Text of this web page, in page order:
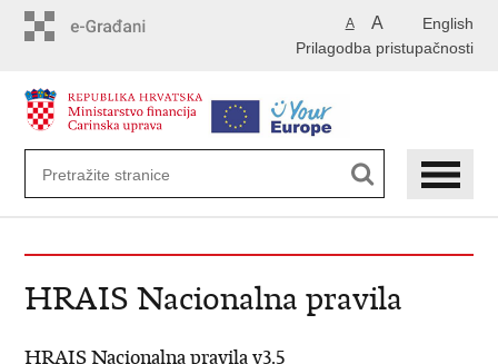
English
A A
Prilagodba pristupačnosti
HRAIS Nacionalna pravila
HRAIS Nacionalna pravila v3.5